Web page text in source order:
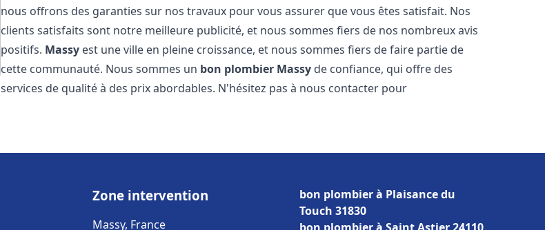
nous offrons des garanties sur nos travaux pour vous assurer que vous êtes satisfait. Nos
clients satisfaits sont notre meilleure publicité, et nous sommes fiers de nos nombreux avis
positifs. Massy est une ville en pleine croissance, et nous sommes fiers de faire partie de
cette communauté. Nous sommes un bon plombier Massy de confiance, qui offre des
services de qualité à des prix abordables. N'hésitez pas à nous contacter pour
Zone intervention
Massy, France
bon plombier à Plaisance du
Touch 31830